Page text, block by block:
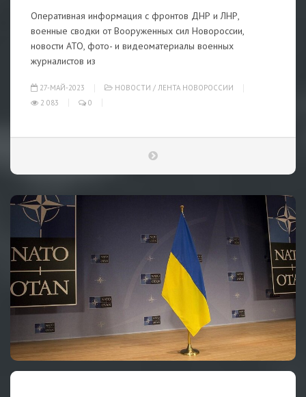
Оперативная информация с фронтов ДНР и ЛНР,
военные сводки от Вооруженных сил Новороссии,
новости АТО, фото- и видеоматериалы военных
журналистов из
27-МАЙ-2023 НОВОСТИ / ЛЕНТА НОВОРОССИИ
2 083
0